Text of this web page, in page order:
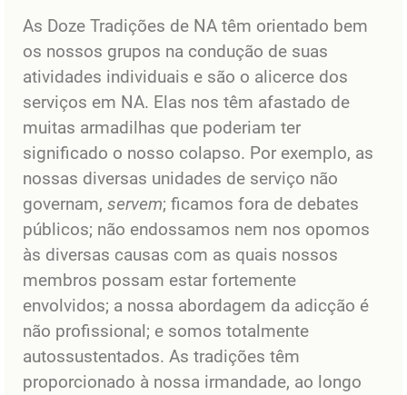
As Doze Tradições de NA têm orientado bem
os nossos grupos na condução de suas
atividades individuais e são o alicerce dos
serviços em NA. Elas nos têm afastado de
muitas armadilhas que poderiam ter
significado o nosso colapso. Por exemplo, as
nossas diversas unidades de serviço não
governam, servem; ficamos fora de debates
públicos; não endossamos nem nos opomos
às diversas causas com as quais nossos
membros possam estar fortemente
envolvidos; a nossa abordagem da adicção é
não profissional; e somos totalmente
autossustentados. As tradições têm
proporcionado à nossa irmandade, ao longo